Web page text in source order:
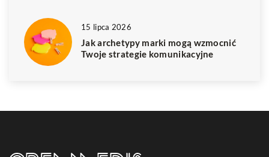
15 lipca 2026
Jak archetypy marki mogą wzmocnić
Twoje strategie komunikacyjne